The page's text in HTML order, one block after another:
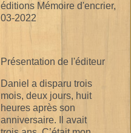
éditions Mémoire d'encrier,
03-2022
Présentation de l'éditeur
Daniel a disparu trois
mois, deux jours, huit
heures après son
anniversaire. Il avait